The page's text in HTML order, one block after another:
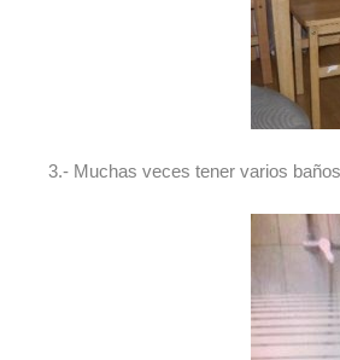
3.- Muchas veces tener varios